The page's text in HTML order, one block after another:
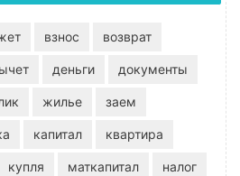
взнос возврат
деньги документы
жилье заем
капитал квартира
купля маткапитал налог